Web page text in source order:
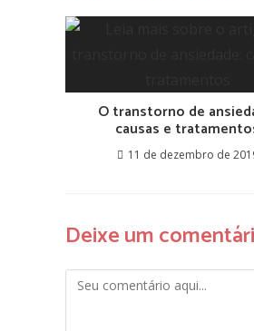
O transtorno de
causas e
11 de dezembro de
Deixe um